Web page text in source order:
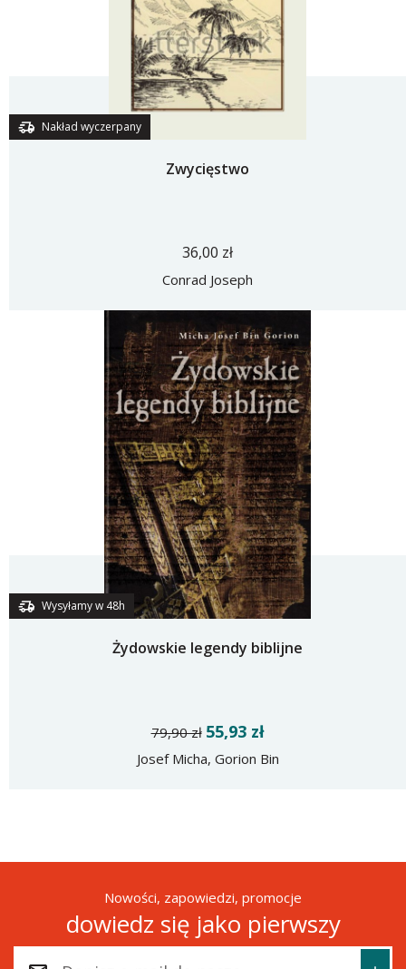
Nakład wyczerpany
Zwycięstwo
36,00 zł
Conrad Joseph
Wysyłamy w 48h
Żydowskie legendy biblijne
79,90 zł 55,93 zł
Josef Micha, Gorion Bin
Nowości, zapowiedzi, promocje
dowiedz się jako pierwszy